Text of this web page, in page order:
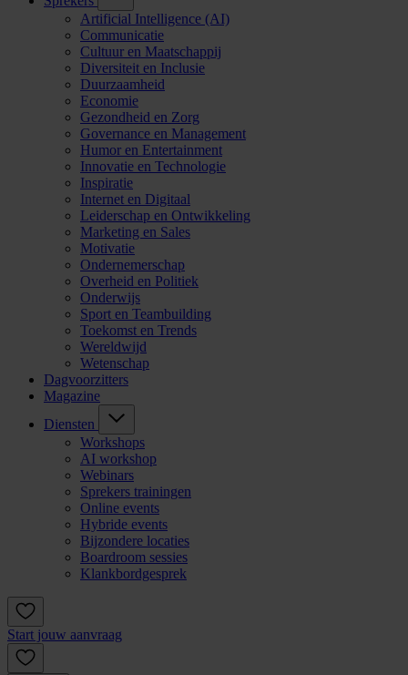
Artificial Intelligence (AI)
Communicatie
Cultuur en Maatschappij
Diversiteit en Inclusie
Duurzaamheid
Economie
Gezondheid en Zorg
Governance en Management
Humor en Entertainment
Innovatie en Technologie
Inspiratie
Internet en Digitaal
Leiderschap en Ontwikkeling
Marketing en Sales
Motivatie
Ondernemerschap
Overheid en Politiek
Onderwijs
Sport en Teambuilding
Toekomst en Trends
Wereldwijd
Wetenschap
Dagvoorzitters
Magazine
Diensten
Workshops
AI workshop
Webinars
Sprekers trainingen
Online events
Hybride events
Bijzondere locaties
Boardroom sessies
Klankbordgesprek
Start jouw aanvraag